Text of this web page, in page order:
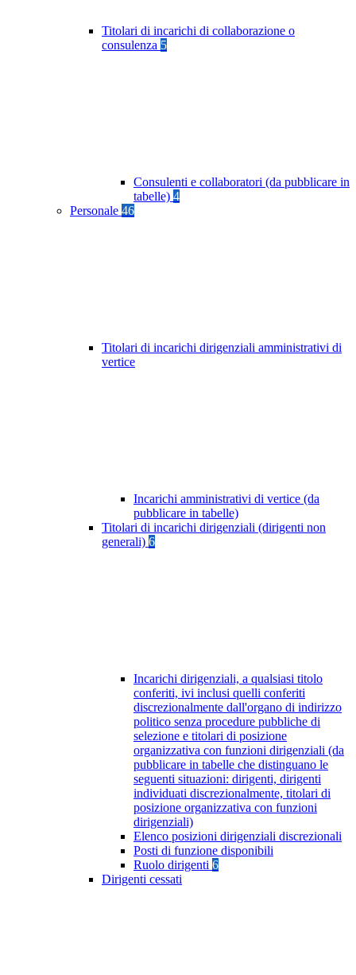
Titolari di incarichi di collaborazione o
consulenza 5
Consulenti e collaboratori (da pubblicare in
tabelle) 4
Personale 46
Titolari di incarichi dirigenziali amministrativi di
vertice
Incarichi amministrativi di vertice (da
pubblicare in tabelle)
Titolari di incarichi dirigenziali (dirigenti non
generali) 6
Incarichi dirigenziali, a qualsiasi titolo
conferiti, ivi inclusi quelli conferiti
discrezionalmente dall'organo di indirizzo
politico senza procedure pubbliche di
selezione e titolari di posizione
organizzativa con funzioni dirigenziali (da
pubblicare in tabelle che distinguano le
seguenti situazioni: dirigenti, dirigenti
individuati discrezionalmente, titolari di
posizione organizzativa con funzioni
dirigenziali)
Elenco posizioni dirigenziali discrezionali
Posti di funzione disponibili
Ruolo dirigenti 6
Dirigenti cessati